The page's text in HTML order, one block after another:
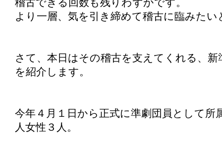
稽古できる回数も残りわずかです。
より一層、気を引き締めて稽古に臨みたい
さて、本日はその稽古を支えてくれる、新
を紹介します。
今年４月１日から正式に準劇団員として所
人女性３人。